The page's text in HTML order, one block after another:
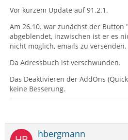
Vor kurzem Update auf 91.2.1.
Am 26.10. war zunächst der Button
abgeblendet, inzwischen ist er es
nicht möglich, emails zu versenden.
Da Adressbuch ist verschwunden.
Das Deaktivieren der AddOns
keine Besserung.
hbergmann